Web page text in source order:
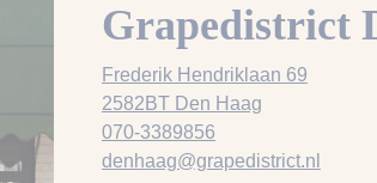
Grapedistrict
Frederik Hendriklaan 69
2582BT Den Haag
070-3389856
denhaag@grapedistrict.nl